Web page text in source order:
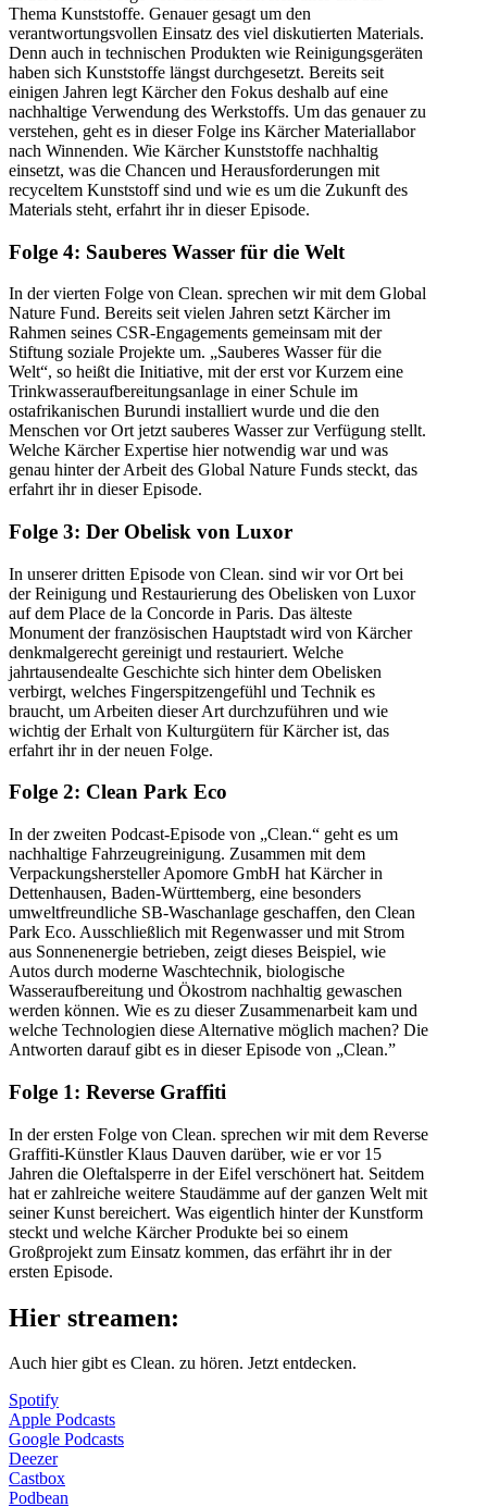
Thema Kunststoffe. Genauer gesagt um den
verantwortungsvollen Einsatz des viel diskutierten Materials.
Denn auch in technischen Produkten wie Reinigungsgeräten
haben sich Kunststoffe längst durchgesetzt. Bereits seit
einigen Jahren legt Kärcher den Fokus deshalb auf eine
nachhaltige Verwendung des Werkstoffs. Um das genauer zu
verstehen, geht es in dieser Folge ins Kärcher Materiallabor
nach Winnenden. Wie Kärcher Kunststoffe nachhaltig
einsetzt, was die Chancen und Herausforderungen mit
recyceltem Kunststoff sind und wie es um die Zukunft des
Materials steht, erfahrt ihr in dieser Episode.
Folge 4: Sauberes Wasser für die Welt
In der vierten Folge von Clean. sprechen wir mit dem Global
Nature Fund. Bereits seit vielen Jahren setzt Kärcher im
Rahmen seines CSR-Engagements gemeinsam mit der
Stiftung soziale Projekte um. „Sauberes Wasser für die
Welt“, so heißt die Initiative, mit der erst vor Kurzem eine
Trinkwasseraufbereitungsanlage in einer Schule im
ostafrikanischen Burundi installiert wurde und die den
Menschen vor Ort jetzt sauberes Wasser zur Verfügung stellt.
Welche Kärcher Expertise hier notwendig war und was
genau hinter der Arbeit des Global Nature Funds steckt, das
erfahrt ihr in dieser Episode.
Folge 3: Der Obelisk von Luxor
In unserer dritten Episode von Clean. sind wir vor Ort bei
der Reinigung und Restaurierung des Obelisken von Luxor
auf dem Place de la Concorde in Paris. Das älteste
Monument der französischen Hauptstadt wird von Kärcher
denkmalgerecht gereinigt und restauriert. Welche
jahrtausendealte Geschichte sich hinter dem Obelisken
verbirgt, welches Fingerspitzengefühl und Technik es
braucht, um Arbeiten dieser Art durchzuführen und wie
wichtig der Erhalt von Kulturgütern für Kärcher ist, das
erfahrt ihr in der neuen Folge.
Folge 2: Clean Park Eco
In der zweiten Podcast-Episode von „Clean.“ geht es um
nachhaltige Fahrzeugreinigung. Zusammen mit dem
Verpackungshersteller Apomore GmbH hat Kärcher in
Dettenhausen, Baden-Württemberg, eine besonders
umweltfreundliche SB-Waschanlage geschaffen, den Clean
Park Eco. Ausschließlich mit Regenwasser und mit Strom
aus Sonnenenergie betrieben, zeigt dieses Beispiel, wie
Autos durch moderne Waschtechnik, biologische
Wasseraufbereitung und Ökostrom nachhaltig gewaschen
werden können. Wie es zu dieser Zusammenarbeit kam und
welche Technologien diese Alternative möglich machen? Die
Antworten darauf gibt es in dieser Episode von „Clean.”
Folge 1: Reverse Graffiti
In der ersten Folge von Clean. sprechen wir mit dem Reverse
Graffiti-Künstler Klaus Dauven darüber, wie er vor 15
Jahren die Oleftalsperre in der Eifel verschönert hat. Seitdem
hat er zahlreiche weitere Staudämme auf der ganzen Welt mit
seiner Kunst bereichert. Was eigentlich hinter der Kunstform
steckt und welche Kärcher Produkte bei so einem
Großprojekt zum Einsatz kommen, das erfährt ihr in der
ersten Episode.
Hier streamen:
Auch hier gibt es Clean. zu hören. Jetzt entdecken.
Spotify
Apple Podcasts
Google Podcasts
Deezer
Castbox
Podbean